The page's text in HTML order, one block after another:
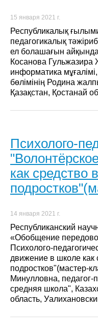
15 января 2021 г.
Республикалық
педагогикалық
ел болашағын
Косанова
информатика
бөлімінің Родина
Қазақстан, Қостанай
Психолого-
как средство
14 января 2021 г.
Республиканский
«Обобщение
Психолого-
движение в школе как
подростков"(мастер-
Минулловна, педагог-
средняя школа",
область,